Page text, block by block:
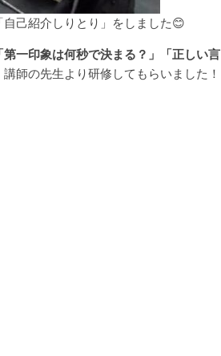
己紹介しりとり」をしました😊
第一印象は何秒で決まる？」「正しい言
師の先生より研修してもらいました！